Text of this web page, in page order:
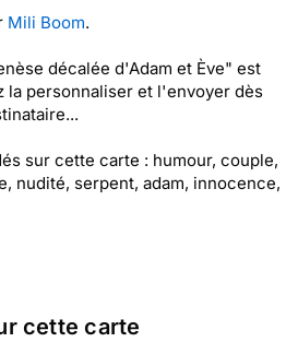
Mili Boom.
décalée d'Adam et Ève" est
la personnaliser et l'envoyer dès
sur cette carte : humour, couple,
nudité, serpent, adam, innocence,
cette carte